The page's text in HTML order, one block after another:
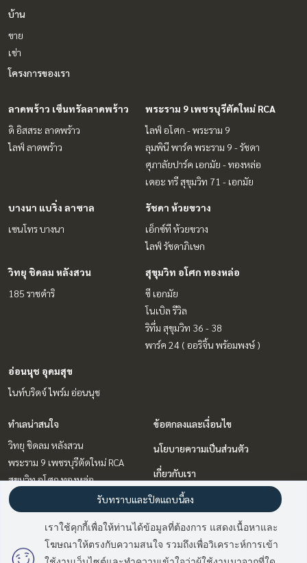
บ้าน
ขาย
เช่า
โครงการของเรา
ลาดพร้าว เซ็นทรัลลาดพร้าว
ดิ อิสสระ ลาดพร้าว
ไลฟ์ ลาดพร้าว
พระราม 9 เพชรบุรีตัดใหม่ RCA
ไลฟ์ อโศก - พระราม 9
ลุมพินี พาร์ค พระราม 9 - รัชดา
ศุภาลัยปาร์ค เอกมัย - ทองหล่อ
เดอะ ทรี สุขุมวิท 71 - เอกมัย
บางนา แบริ่ง ลาซาล
เซนโทร บางนา
รัชดา ห้วยขวาง
เอ็กซ์ที ห้วยขวาง
ไลฟ์ รัชดาภิเษก
วิทยุ ชิดลม หลังสวน
185 ราชดำริ
สุขุมวิท อโศก ทองหล่อ
ซี เอกมัย
โนเบิล รีวิล
ริทึ่ม สุขุมวิท 36 - 38
พาร์ค 24 ( ออริจิ้น พร้อมพงษ์ )
อ่อนนุช อุดมสุข
ไนท์บริดจ์ ไพร์ม อ่อนนุช
ทำเลน่าสนใจ
วิทยุ ชิดลม หลังสวน
พระราม 9 เพชรบุรีตัดใหม่ RCA
สุขุมวิท อโศก ทองหล่อ
อ่อนนุช อุดมสุข
รัชดา ห้วยขวาง
บางนา แบริ่ง ลาซาล
ลาดพร้าว เซ็นทรัลลาดพร้าว
ข้อตกลงและเงื่อนไข
นโยบายความเป็นส่วนตัว
เกี่ยวกับเรา
วิธีการฝากขาย-เช่า
ติดต่อ
เราใช้คุกกี้เพื่อให้ท่านได้ข้อมูลที่ต้องการ แสดงเนื้อหาและ
โฆษณาให้ตรงกับความสนใจ รวมถึงเพื่อวิเคราะห์การเข้า
รับทราบและปิดแถบนี้ลง